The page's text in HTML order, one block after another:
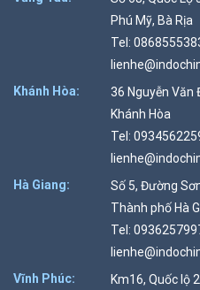
Phú Mỹ, Bà Rịa
Tel:
Khánh Hòa:
36 Nguyễn Văn
Khánh Hòa
Tel:
Hà Giang:
Số 5, Đường
Thành phố Hà
Tel:
Vĩnh Phúc:
Km16, Quốc lộ